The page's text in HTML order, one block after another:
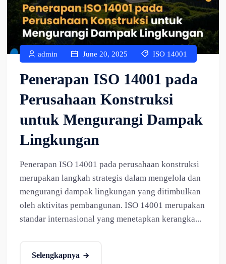
admin June 20, 2025 ISO 14001
Penerapan ISO 14001 pada
Perusahaan Konstruksi
untuk Mengurangi Dampak
Lingkungan
Penerapan ISO 14001 pada perusahaan konstruksi
merupakan langkah strategis dalam mengelola dan
mengurangi dampak lingkungan yang ditimbulkan
oleh aktivitas pembangunan. ISO 14001 merupakan
standar internasional yang menetapkan kerangka...
Selengkapnya